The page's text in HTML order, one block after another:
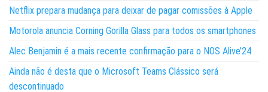
Netflix prepara mudança para deixar de pagar comissões à Apple
Motorola anuncia Corning Gorilla Glass para todos os smartphones
Alec Benjamin é a mais recente confirmação para o NOS Alive’24
Ainda não é desta que o Microsoft Teams Clássico será
descontinuado